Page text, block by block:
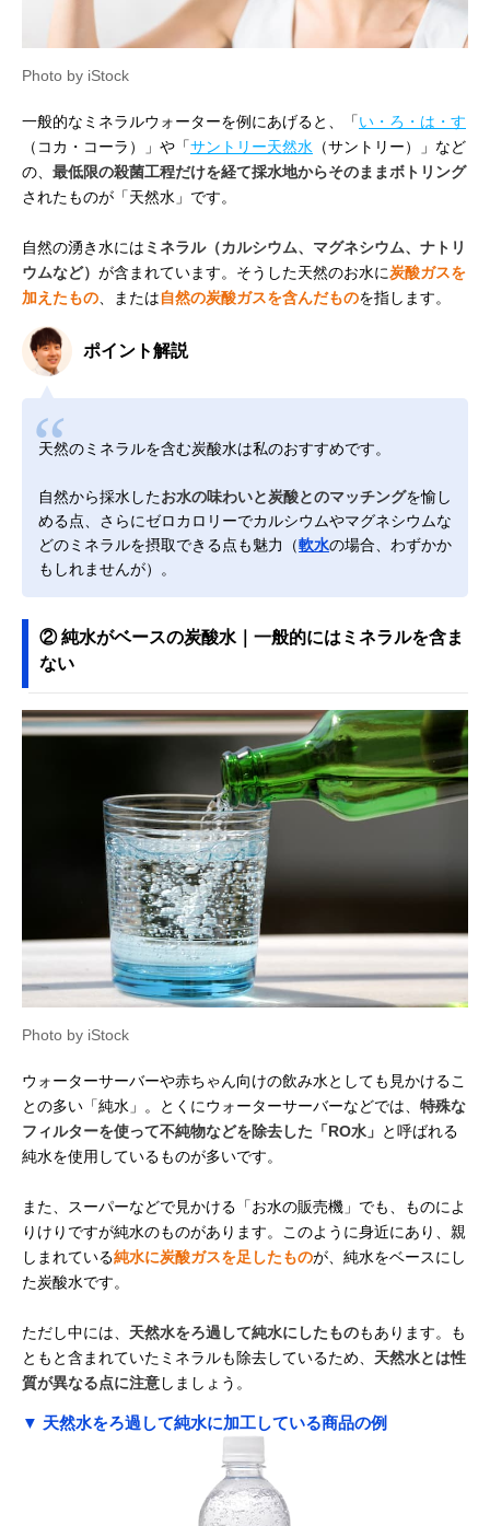
Photo by iStock
一般的なミネラルウォーターを例にあげると、「い・ろ・は・す
（コカ・コーラ）」や「サントリー天然水 （サントリー）」など
の、 最低限の殺菌工程だけを経て採水地からそのままボトリング
されたものが「天然水」です。
自然の湧き水には ミネラル（カルシウム、マグネシウム、ナトリ
ウムなど） が含まれています。そうした天然のお水に炭酸ガスを
加えたもの 、または自然の炭酸ガスを含んだものを指します。
ポイント解説
天然のミネラルを含む炭酸水は私のおすすめです。
自然から採水したお水の味わいと炭酸とのマッチングを愉し
める点、さらにゼロカロリーでカルシウムやマグネシウムな
どのミネラルを摂取できる点も魅力（軟水の場合、わずかか
もしれませんが）。
② 純水がベースの炭酸水｜一般的にはミネラルを含ま
ない
Photo by iStock
ウォーターサーバーや赤ちゃん向けの飲み水としても見かけるこ
との多い「純水」。とくにウォーターサーバーなどでは、 特殊な
フィルターを使って不純物などを除去した「RO水」 と呼ばれる
純水を使用しているものが多いです。
また、スーパーなどで見かける「お水の販売機」でも、ものによ
りけりですが純水のものがあります。このように身近にあり、親
しまれている純水に炭酸ガスを足したものが、純水をベースにし
た炭酸水です。
ただし中には、 天然水をろ過して純水にしたものもあります。も
ともと含まれていたミネラルも除去しているため、 天然水とは性
質が異なる点に注意しましょう。
▼ 天然水をろ過して純水に加工している商品の例